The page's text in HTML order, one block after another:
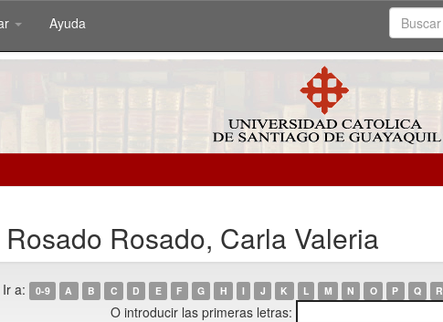
Ayuda
Rosado, Carla Valeria
Ir a: 0-9 A B C D E F G H I J K L M N O P Q R
O introducir las primeras letras: